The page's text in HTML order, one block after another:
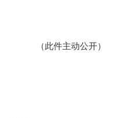
（此件主动公开）